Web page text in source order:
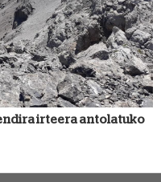
irteera antolatuko